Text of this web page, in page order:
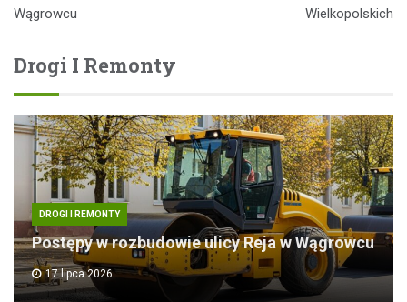
Wągrowcu Wielkopolskich
Drogi I Remonty
DROGI I REMONTY
Postępy w rozbudowie ulicy Reja w Wągrowcu
17 lipca 2026